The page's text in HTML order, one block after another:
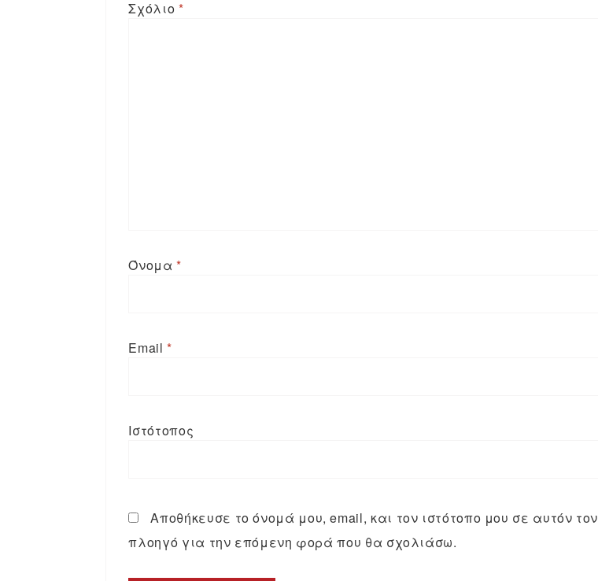
Σχόλιο *
Όνομα*
Email*
Ιστότοπος
Αποθήκευσε το όνομά μου, email, και τον ιστότοπο μου σε αυτόν τον
πλοηγό για την επόμενη φορά που θα σχολιάσω.